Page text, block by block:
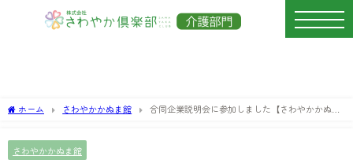
ホーム さわやかかぬま館
合同企業説明会に参加しました【さわやかかぬま
さわやかかぬま館